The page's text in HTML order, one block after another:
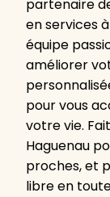
partenaire
en services
équipe
améliorer
pour vous
votre vie.
Haguenau
proches, et
libre en